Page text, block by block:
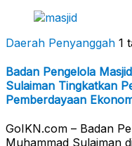
Daerah Penyanggah 1
Badan Pengelola
Sulaiman Tingkatkan
Pemberdayaan
GoIKN.com – Badan
Muhammad Sulaiman